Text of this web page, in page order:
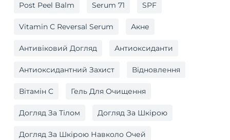
Post Peel Balm Serum 71 SPF
Vitamin C Reversal Serum Акне
Антивіковий Догляд Антиоксиданти
Антиоксидантний Захист Відновлення
Вітамін C Гель Для Очищення
Догляд За Тілом Догляд За Шкірою
Догляд За Шкірою Навколо Очей